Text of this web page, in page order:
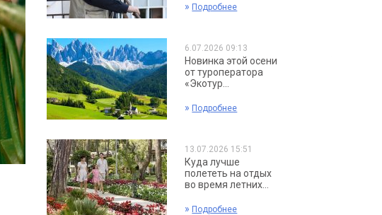
» Подробнее
6.07.2026 09:13
Новинка этой осени
от туроператора
«Экотур...
» Подробнее
13.07.2026 15:51
Куда лучше
полететь на отдых
во время летних...
» Подробнее